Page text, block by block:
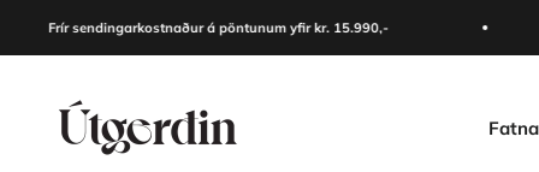
Frír sendingarkostnaður á pöntunum yfir kr. 15.990,-
Útgerðin